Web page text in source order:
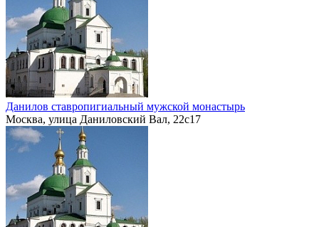
Данилов ставропигиальный мужской монастырь
Москва, улица Даниловский Вал, 22с17